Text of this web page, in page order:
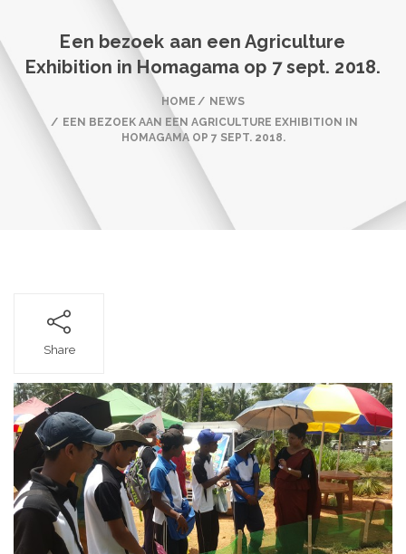
Een bezoek aan een Agriculture
Exhibition in Homagama op 7 sept. 2018.
HOME
NEWS
EEN BEZOEK AAN EEN AGRICULTURE EXHIBITION IN
HOMAGAMA OP 7 SEPT. 2018.
Share